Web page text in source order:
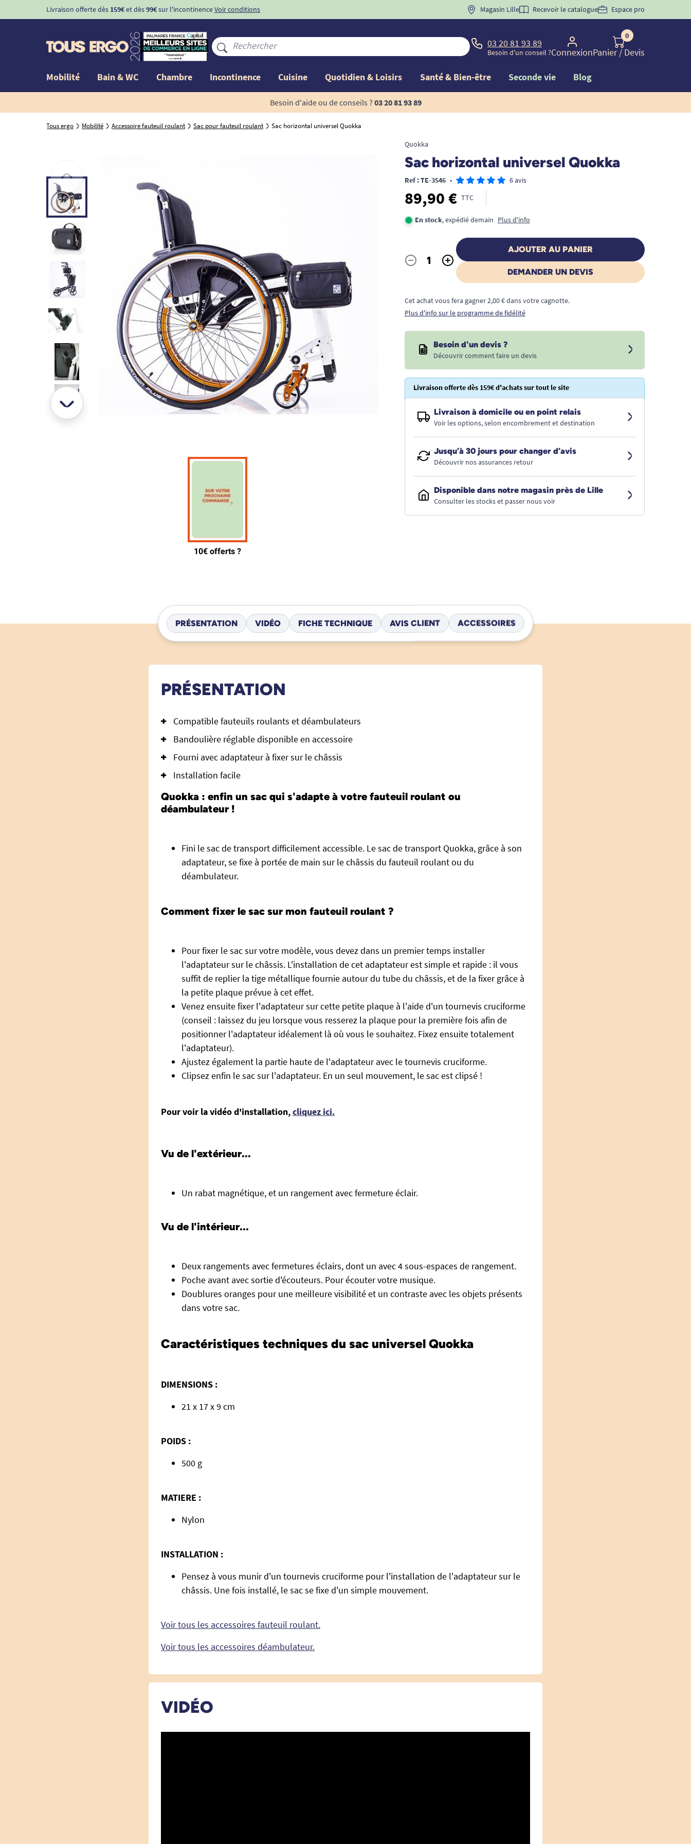
Livraison offerte dès 159€et dès99€sur l'incontinenceVoir conditions BIENVENUE" pourla 1ère commande d'incontinence
Magasin Lille Recevoir le catalogue Espace pro
03 20 81 93 89
Besoin d'un conseil ?Connexion
0
Panier/ Devis
Mobilité Bain & WC Chambre Incontinence Cuisine Quotidien & Loisirs Santé & Bien-être Seconde vie Blog
Besoin d'aide ou de conseils ? 03 20 81 93 89
Tous ergo Mobilité Accessoire fauteuil roulant Sac pour fauteuil roulant Sac horizontal universel Quokka
Quokka
Sac horizontal universel Quokka
Ref : TE-3546 • 6 avis
89,90 € TTC
En stock, expédié demain Plus d'info
Quantité
- +
AJOUTER AU PANIER
DEMANDER UN DEVIS
Cet achat vous fera gagner 2,00 € dans votre cagnotte.
Plus d'info sur le programme de fidélité
Besoin d'un devis ?
Découvrir comment faire un devis
Livraison offerte dès 159€ d'achats sur tout le site
Livraison à domicile ou en point relais
Voir les options, selon encombrement et destination
Jusqu’à 30 jours pour changer d’avis
Découvrir nos assurances retour
Disponible dans notre magasin près de Lille
Consulter les stocks et passer nous voir
PRÉSENTATION VIDÉO FICHE TECHNIQUE AVIS CLIENT ACCESSOIRES
PRÉSENTATION
Compatible fauteuils roulants et déambulateurs
Bandoulière réglable disponible en accessoire
Fourni avec adaptateur à fixer sur le châssis
Installation facile
Quokka : enfin un sac qui s'adapte à votre fauteuil roulant ou
déambulateur !
Fini le sac de transport difficilement accessible. Le sac de transport Quokka, grâce à son
adaptateur, se fixe à portée de main sur le châssis du fauteuil roulant ou du
déambulateur.
Comment fixer le sac sur mon fauteuil roulant ?
Pour fixer le sac sur votre modèle, vous devez dans un premier temps installer
l'adaptateur sur le châssis. L'installation de cet adaptateur est simple et rapide : il vous
suffit de replier la tige métallique fournie autour du tube du châssis, et de la fixer grâce à
la petite plaque prévue à cet effet.
Venez ensuite fixer l'adaptateur sur cette petite plaque à l'aide d'un tournevis cruciforme
(conseil : laissez du jeu lorsque vous resserez la plaque pour la première fois afin de
positionner l'adaptateur idéalement là où vous le souhaitez. Fixez ensuite totalement
l'adaptateur).
Ajustez également la partie haute de l'adaptateur avec le tournevis cruciforme.
Clipsez enfin le sac sur l'adaptateur. En un seul mouvement, le sac est clipsé !
Pour voir la vidéo d'installation,cliquez ici.
Vu de l'extérieur...
Un rabat magnétique, et un rangement avec fermeture éclair.
Vu de l'intérieur...
Deux rangements avec fermetures éclairs, dont un avec 4 sous-espaces de rangement.
Poche avant avec sortie d'écouteurs. Pour écouter votre musique.
Doublures oranges pour une meilleure visibilité et un contraste avec les objets présents
dans votre sac.
Caractéristiques techniques du sac universel Quokka
DIMENSIONS :
21 x 17 x 9 cm
POIDS :
500 g
MATIERE :
Nylon
INSTALLATION :
Pensez à vous munir d'un tournevis cruciforme pour l'installation de l'adaptateur sur le
châssis. Une fois installé, le sac se fixe d'un simple mouvement.
Voir tous les accessoires fauteuil roulant.
Voir tous les accessoires déambulateur.
VIDÉO